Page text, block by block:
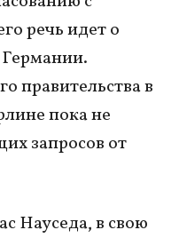
речь идет о
правительства в
пока не
запросов от
Науседа, в свою